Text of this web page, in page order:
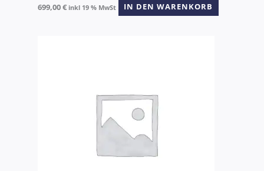
699,00€ inkl 19 % MwSt IN DEN WARENKORB